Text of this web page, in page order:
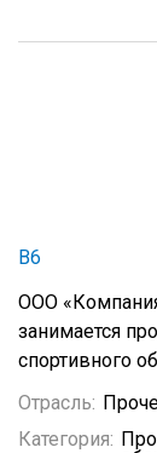
В6
ООО
занимается
спортивного
Отрасль:
Категория: